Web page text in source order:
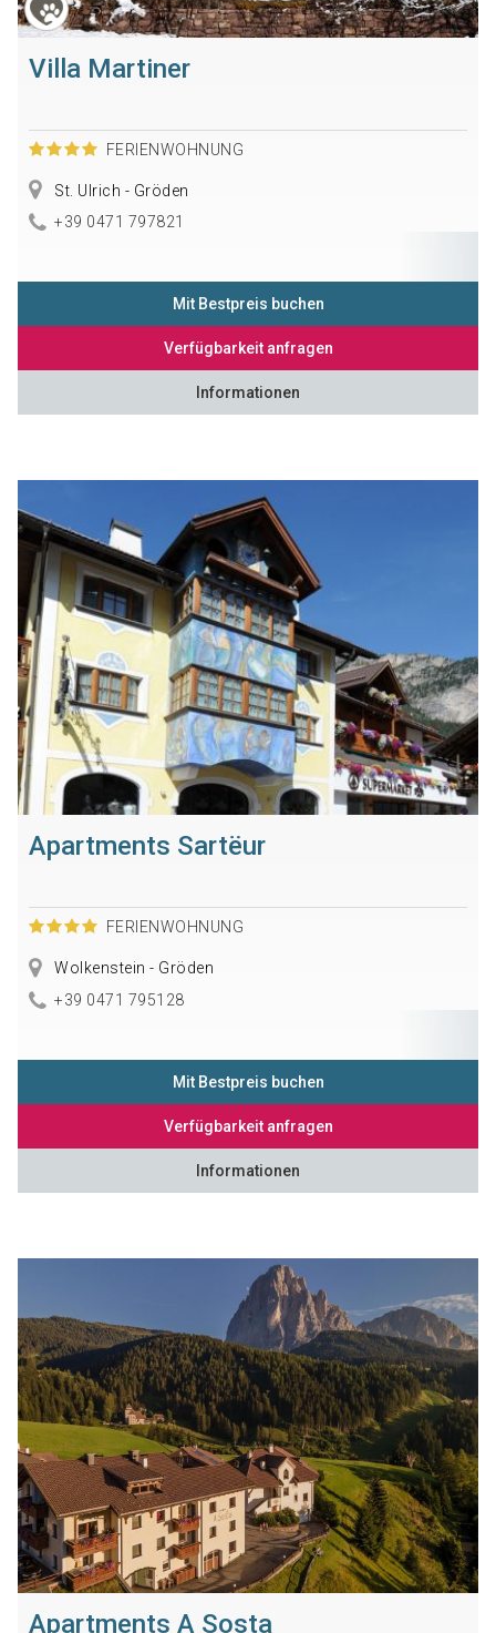
Villa Martiner
FERIENWOHNUNG
St. Ulrich - Gröden
+39 0471 797821
Mit Bestpreis buchen
Verfügbarkeit anfragen
Informationen
Apartments Sartëur
FERIENWOHNUNG
Wolkenstein - Gröden
+39 0471 795128
Mit Bestpreis buchen
Verfügbarkeit anfragen
Informationen
Apartments A Sosta